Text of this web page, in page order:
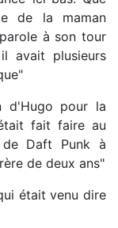
de la maman
à son tour
avait plusieurs
d'Hugo pour la
fait faire au
Daft Punk à
de deux ans"
était venu dire